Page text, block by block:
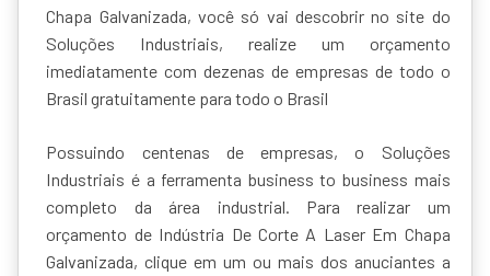
Chapa Galvanizada, você só vai descobrir no site do
Soluções Industriais, realize um orçamento
imediatamente com dezenas de empresas de todo o
Brasil gratuitamente para todo o Brasil
Possuindo centenas de empresas, o Soluções
Industriais é a ferramenta business to business mais
completo da área industrial. Para realizar um
orçamento de Indústria De Corte A Laser Em Chapa
Galvanizada, clique em um ou mais dos anuciantes a